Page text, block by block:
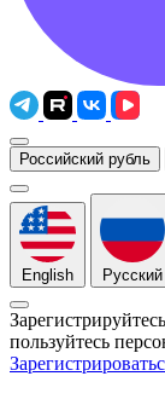
Российский рубль
English Русский
пользуйтесь